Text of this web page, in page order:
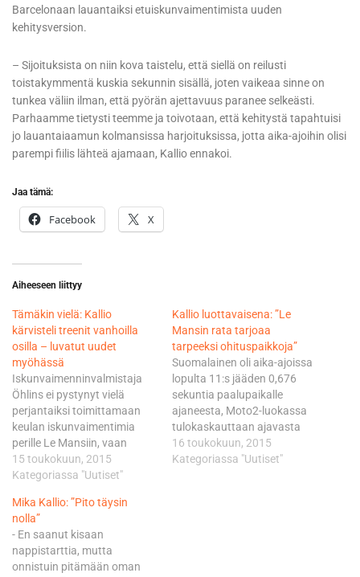
Barcelonaan lauantaiksi etuiskunvaimentimista uuden
kehitysversion.
– Sijoituksista on niin kova taistelu, että siellä on reilusti
toistakymmentä kuskia sekunnin sisällä, joten vaikeaa sinne on
tunkea väliin ilman, että pyörän ajettavuus paranee selkeästi.
Parhaamme tietysti teemme ja toivotaan, että kehitystä tapahtuisi
jo lauantaiaamun kolmansissa harjoituksissa, jotta aika-ajoihin olisi
parempi fiilis lähteä ajamaan, Kallio ennakoi.
Jaa tämä:
Facebook X
Aiheeseen liittyy
Tämäkin vielä: Kallio
kärvisteli treenit vanhoilla
osilla – luvatut uudet
myöhässä
Iskunvaimenninvalmistaja
Öhlins ei pystynyt vielä
perjantaiksi toimittamaan
keulan iskunvaimentimia
perille Le Mansiin, vaan
suomalainen joutui
kärvistelemään vapaat
osilla. Kallio oli lopulta
yhdistetyissä
harjoitustuloksissa 12:s,
jääden 0,837 sekuntia
kärkiajan ajaneesta
15 toukokuun, 2015
Kategoriassa "Uutiset"
Kallio luottavaisena: ”Le
Mansin rata tarjoaa
tarpeeksi ohituspaikkoja”
Suomalainen oli aika-ajoissa
lopulta 11:s jääden 0,676
sekuntia paalupaikalle
ajaneesta, Moto2-luokassa
tulokaskauttaan ajavasta
espanjalaisesta Alex
Rinsistä, joka ajoi täsmälleen
16 toukokuun, 2015
Kategoriassa "Uutiset"
Mika Kallio: ”Pito täysin
nolla”
- En saanut kisaan
nappistarttia, mutta
onnistuin pitämään oman